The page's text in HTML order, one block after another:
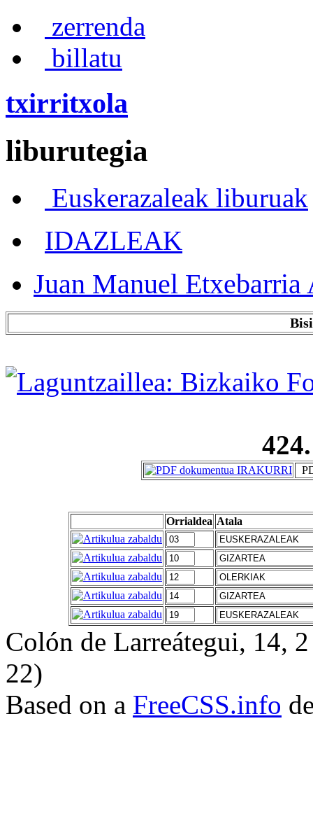
zerrenda
billatu
txirritxola
liburutegia
Euskerazaleak liburuak
IDAZLEAK
Juan Manuel Etxebarria
Orrialdea Atala
Colón de Larreátegui, 14,
22)
Based on a FreeCSS.info